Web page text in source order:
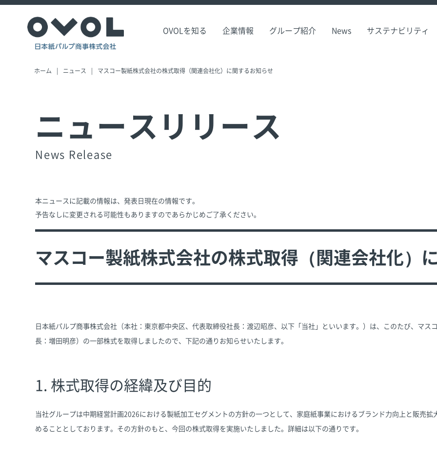
OVOLを知る 企業情報 グループ紹介 News サステナビリティ
ホーム ニュース マスコー製紙株式会社の株式取得（関連会社化）に関するお知らせ
ニュースリリース
News Release
本ニュースに記載の情報は、発表日現在の情報です。
予告なしに変更される可能性もありますのであらかじめご了承ください。
マスコー製紙株式会社の株式取得（関連会社化）
日本紙パルプ商事株式会社（本社：東京都中央区、代表取締役社長：渡辺昭彦、以下「当社」といいます。）は、このたび、マス
長：増田明彦）の一部株式を取得しましたので、下記の通りお知らせいたします。
1. 株式取得の経緯及び目的
当社グループは中期経営計画2026における製紙加工セグメントの方針の一つとして、家庭紙事業におけるブランド力向上と販売
めることとしております。その方針のもと、今回の株式取得を実施いたしました。詳細は以下の通りです。